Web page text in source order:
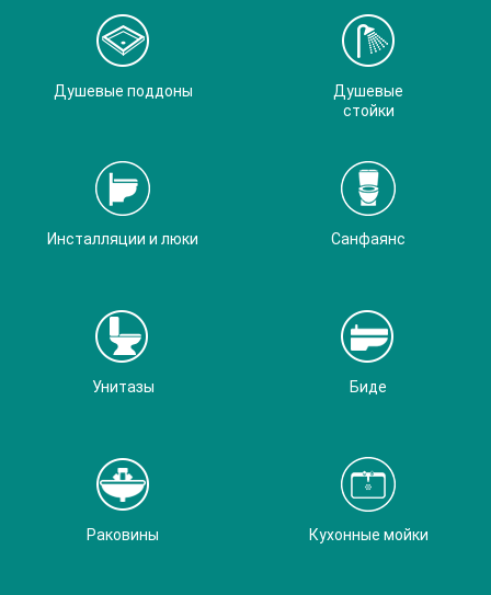
Душевые поддоны
Душевые
стойки
Инсталляции и люки Санфаянс
Унитазы Биде
Раковины Кухонные мойки